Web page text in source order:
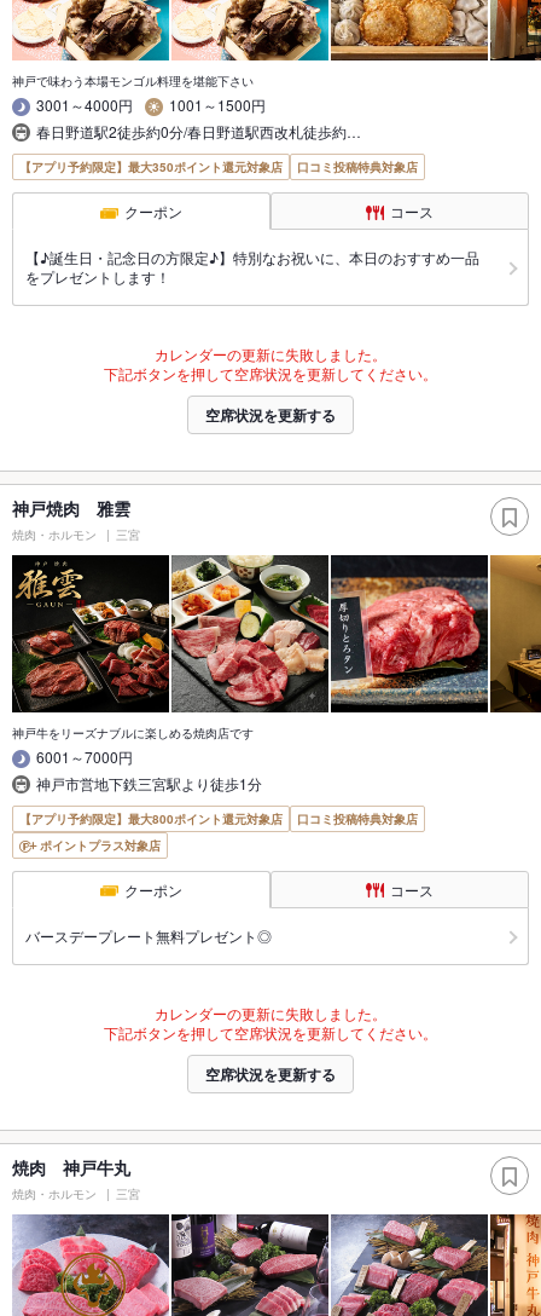
神戸で味わう本場モンゴル料理を堪能下さい
3001～4000円
1001～1500円
春日野道駅2徒歩約0分/春日野道駅西改札徒歩約…
【アプリ予約限定】最大350ポイント還元対象店 口コミ投稿特典対象店
クーポン コース
【♪誕生日・記念日の方限定♪】特別なお祝いに、本日のおすすめ一品
をプレゼントします！
カレンダーの更新に失敗しました。
下記ボタンを押して空席状況を更新してください。
空席状況を更新する
神戸焼肉 雅雲
焼肉・ホルモン 三宮
神戸牛をリーズナブルに楽しめる焼肉店です
6001～7000円
神戸市営地下鉄三宮駅より徒歩1分
【アプリ予約限定】最大800ポイント還元対象店
口コミ投稿特典対象店
ポイントプラス対象店
クーポン コース
バースデープレート無料プレゼント◎
カレンダーの更新に失敗しました。
下記ボタンを押して空席状況を更新してください。
空席状況を更新する
焼肉 神戸牛丸
焼肉・ホルモン 三宮